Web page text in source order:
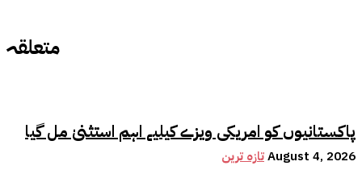
متعلقہ
پاکستانیوں کو امریکی ویزے کیلیے اہم استثنیٰ مل گیا
تازہ ترینAugust 4, 2026